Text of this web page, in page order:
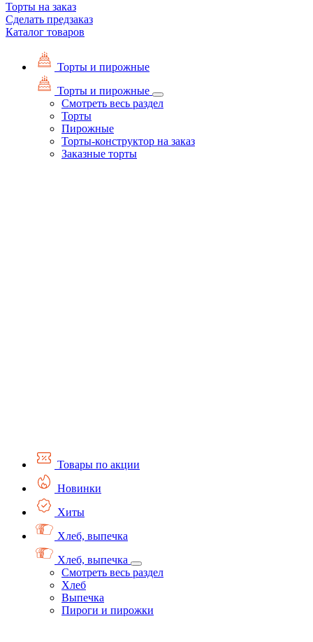
Торты на заказ
Сделать предзаказ
Каталог товаров
Торты и пирожные
Торты и пирожные
Смотреть весь раздел
Торты
Пирожные
Торты-конструктор на заказ
Заказные торты
Товары по акции
Новинки
Хиты
Хлеб, выпечка
Хлеб, выпечка
Смотреть весь раздел
Хлеб
Выпечка
Пироги и пирожки